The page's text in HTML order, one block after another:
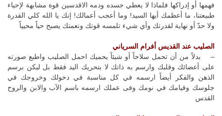
فهمها أو إدراكها فلماذا لا يعطي جسده ودمه الاقدسين قوة مشابهة لإحياء
طبيعتنا، ما أعظمك أيها السيد! وما أعجب أعمالك! إنك يا الله كلي القدرة
ولا حدّ أو نهاية لقدرتك وأي شيء تلمسه قوتك ونعمتك يصبح حياً محيياً
الصليب عند القديس أفرام السرياني
– بدلاً من أن تحمل سلاحاً أو شيئاً يحميك احمل الصليب واطبع صورته
على أعضائك وقلبك وارسم به ذاتك لا بتحريك اليد فقط بل ليكن برسم
الذهن والفكر أيضاً ارسمه في كل مناسبة في دخولك وخروجك في
جلوسك وقيامك في نومك وفى عملك ارسمه باسم الآب والابن والروح
القدس